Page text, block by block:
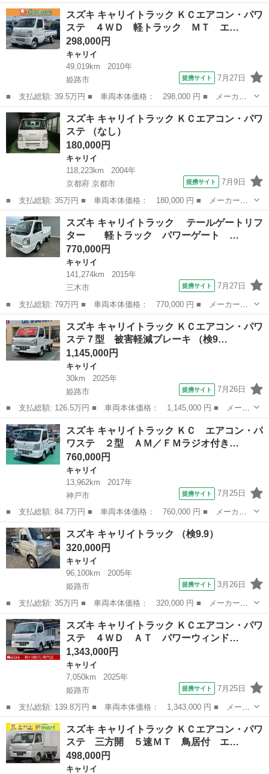
名： スズキ ■ 車種名： キャリイトラック ■ グレード名： Ｋ
Ｃエアコン・パワステ ７型ブレーキサポート付 ■ 排気量： 660cc
...
兵庫 伊丹市 キャリイ
スズキ キャリイトラック ＫＣエアコン・パワ
ステ ４ＷＤ 軽トラック ＭＴ エ…
298,000円
キャリイ
49,019km
2010年
姫路市
提携サイト 7月27日
■ 支払総額: 39.5万円 ■ 車両本体価格： 298,000 円 ■ メーカー
名： スズキ ■ 車種名： キャリイトラック ■ グレード名： Ｋ
Ｃエアコン・パワステ ４ＷＤ 軽トラック ＭＴ エアコン ■ 排
気量： 6...
兵庫 姫路市 キャリイ
スズキ キャリイトラック ＫＣエアコン・パワ
ステ （なし）
180,000円
キャリイ
118,223km
2004年
京都府 京都市
提携サイト 7月9日
■ 支払総額: 35万円 ■ 車両本体価格： 180,000 円 ■ メーカー
名： スズキ ■ 車種名： キャリイトラック ■ グレード名： Ｋ
Ｃエアコン・パワステ ■ 排気量： 660cc ■ ドア枚数： 2D ■ ミ
ッ...
京都 京都市 キャリイ
スズキ キャリイトラック テールゲートリフ
ター 軽トラック パワーゲート …
770,000円
キャリイ
141,274km
2015年
三木市
提携サイト 7月27日
■ 支払総額: 79万円 ■ 車両本体価格： 770,000 円 ■ メーカー
名： スズキ ■ 車種名： キャリイトラック ■ グレード名：
テールゲートリフター 軽トラック パワーゲート ５速マニュア
ル ＥＴＣ エア...
兵庫 三木市 キャリイ
スズキ キャリイトラック ＫＣエアコン・パワ
ステ７型 被害軽減ブレーキ （検9…
1,145,000円
キャリイ
30km
2025年
姫路市
提携サイト 7月26日
■ 支払総額: 126.5万円 ■ 車両本体価格： 1,145,000 円 ■ メーカ
ー名： スズキ ■ 車種名： キャリイトラック ■ グレード名：
ＫＣエアコン・パワステ７型 被害軽減ブレーキ ■ 排気量：
660cc...
兵庫 姫路市 キャリイ
スズキ キャリイトラック ＫＣ エアコン・パ
ワステ ２型 ＡＭ／ＦＭラジオ付き…
760,000円
キャリイ
13,962km
2017年
神戸市
提携サイト 7月25日
■ 支払総額: 84.7万円 ■ 車両本体価格： 760,000 円 ■ メーカー
名： スズキ ■ 車種名： キャリイトラック ■ グレード名： Ｋ
Ｃ エアコン・パワステ ２型 ＡＭ／ＦＭラジオ付き 運転席・助
手席ＳＲＳエ...
兵庫 神戸市 キャリイ
スズキ キャリイトラック （検9.9）
320,000円
キャリイ
96,100km
2005年
姫路市
提携サイト 3月26日
■ 支払総額: 35万円 ■ 車両本体価格： 320,000 円 ■ メーカー
名： スズキ ■ 車種名： キャリイトラック ■ グレード名：
■ 排気量： 660cc ■ ドア枚数： 2D ■ ミッション： MT5速 ■...
兵庫 姫路市 キャリイ
スズキ キャリイトラック ＫＣエアコン・パワ
ステ ４ＷＤ ＡＴ パワーウィンド…
1,343,000円
キャリイ
7,050km
2025年
姫路市
提携サイト 7月25日
■ 支払総額: 139.8万円 ■ 車両本体価格： 1,343,000 円 ■ メーカ
ー名： スズキ ■ 車種名： キャリイトラック ■ グレード名：
ＫＣエアコン・パワステ ４ＷＤ ＡＴ パワーウィンドウ 純正キ
ーレス ...
兵庫 姫路市 キャリイ
スズキ キャリイトラック ＫＣエアコン・パワ
ステ 三方開 ５速ＭＴ 鳥居付 エ…
498,000円
キャリイ